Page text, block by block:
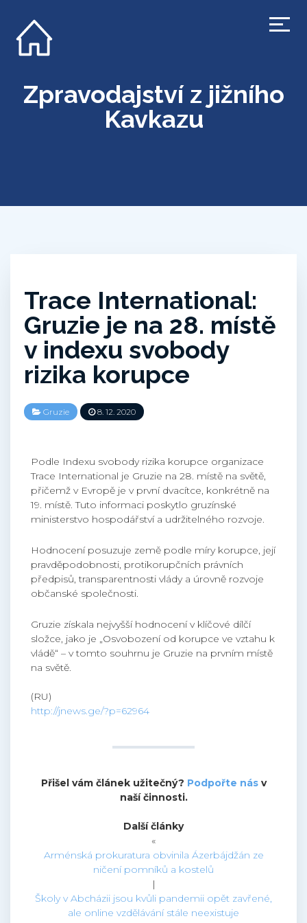
Zpravodajství z jižního
Kavkazu
Trace International:
Gruzie je na 28. místě
v indexu svobody
rizika korupce
Gruzie 8. 12. 2020
Podle Indexu svobody rizika korupce organizace
Trace International je Gruzie na 28. místě na světě,
přičemž v Evropě je v první dvacítce, konkrétně na
19. místě. Tuto informaci poskytlo gruzínské
ministerstvo hospodářství a udržitelného rozvoje.
Hodnocení posuzuje země podle míry korupce, její
pravděpodobnosti, protikorupčních právních
předpisů, transparentnosti vlády a úrovně rozvoje
občanské společnosti.
Gruzie získala nejvyšší hodnocení v klíčové dílčí
složce, jako je „Osvobození od korupce ve vztahu k
vládě“ – v tomto souhrnu je Gruzie na prvním místě
na světě.
(RU)
http://jnews.ge/?p=62964
Přišel vám článek užitečný? Podpořte násv
naší činnosti.
Další články
«
Arménská prokuratura obvinila Ázerbájdžán ze
ničení pomníků a kostelů
|
Školy v Abcházii jsou kvůli pandemii opět zavřené,
ale online vzdělávání stále neexistuje